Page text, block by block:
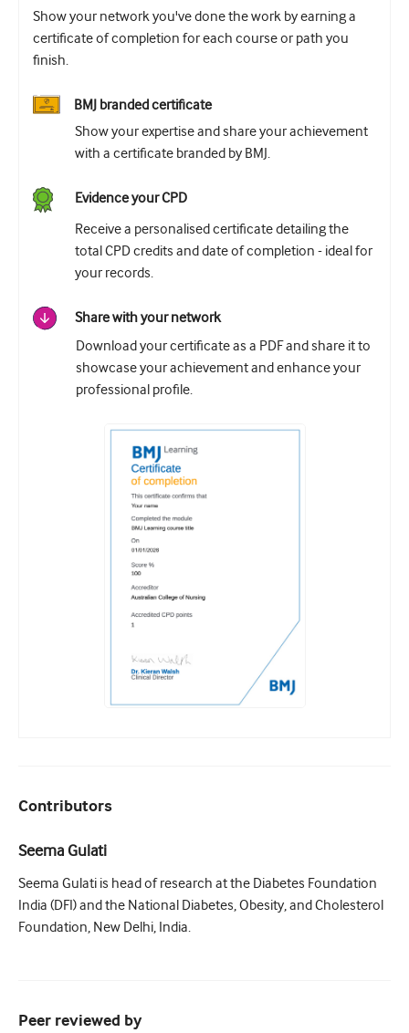
Show your network you've done the work by earning a
certificate of completion for each course or path you
finish.
BMJ branded certificate
Show your expertise and share your achievement
with a certificate branded by BMJ.
Evidence your CPD
Receive a personalised certificate detailing the
total CPD credits and date of completion - ideal for
your records.
Share with your network
Download your certificate as a PDF and share it to
showcase your achievement and enhance your
professional profile.
Contributors
Seema Gulati
Seema Gulati is head of research at the Diabetes Foundation
India (DFI) and the National Diabetes, Obesity, and Cholesterol
Foundation, New Delhi, India.
Peer reviewed by